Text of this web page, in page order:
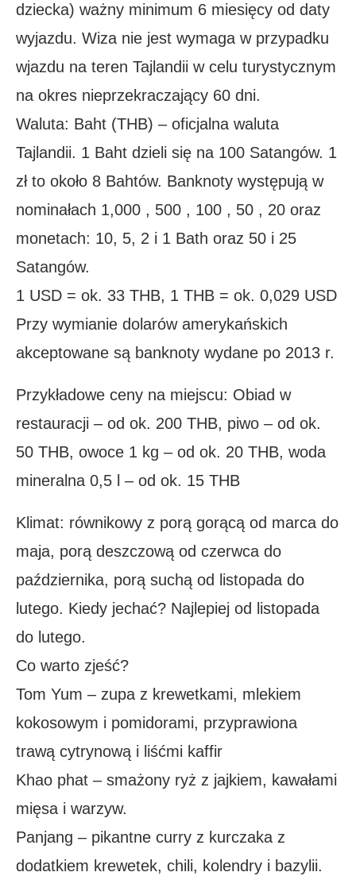
dziecka) ważny minimum 6 miesięcy od daty
wyjazdu. Wiza nie jest wymaga w przypadku
wjazdu na teren Tajlandii w celu turystycznym
na okres nieprzekraczający 60 dni.
Waluta: Baht (THB) – oficjalna waluta
Tajlandii. 1 Baht dzieli się na 100 Satangów. 1
zł to około 8 Bahtów. Banknoty występują w
nominałach 1,000 , 500 , 100 , 50 , 20 oraz
monetach: 10, 5, 2 i 1 Bath oraz 50 i 25
Satangów.
1 USD = ok. 33 THB, 1 THB = ok. 0,029 USD
Przy wymianie dolarów amerykańskich
akceptowane są banknoty wydane po 2013 r.
Przykładowe ceny na miejscu: Obiad w
restauracji – od ok. 200 THB, piwo – od ok.
50 THB, owoce 1 kg – od ok. 20 THB, woda
mineralna 0,5 l – od ok. 15 THB
Klimat: równikowy z porą gorącą od marca do
maja, porą deszczową od czerwca do
października, porą suchą od listopada do
lutego. Kiedy jechać? Najlepiej od listopada
do lutego.
Co warto zjeść?
Tom Yum – zupa z krewetkami, mlekiem
kokosowym i pomidorami, przyprawiona
trawą cytrynową i liśćmi kaffir
Khao phat – smażony ryż z jajkiem, kawałami
mięsa i warzyw.
Panjang – pikantne curry z kurczaka z
dodatkiem krewetek, chili, kolendry i bazylii.